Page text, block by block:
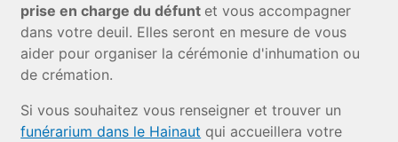
prise en charge du défunt et vous accompagner
dans votre deuil. Elles seront en mesure de vous
aider pour organiser la cérémonie d'inhumation ou
de crémation.
Si vous souhaitez vous renseigner et trouver un
funérarium dans le Hainaut qui accueillera votre